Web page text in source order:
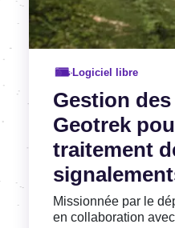
Gestion
Geotrek
traitement
Logiciel libre
Missionnée par le
en collaboration